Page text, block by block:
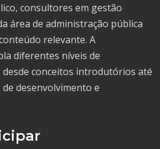
consultores em gestão
área de administração pública
relevante. A
diferentes níveis de
conceitos introdutórios até
desenvolvimento e